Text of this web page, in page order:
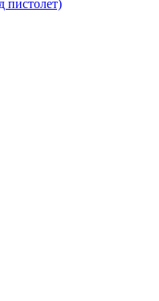
пистолет)